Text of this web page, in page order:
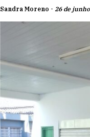
Sandra Moreno - 26 de